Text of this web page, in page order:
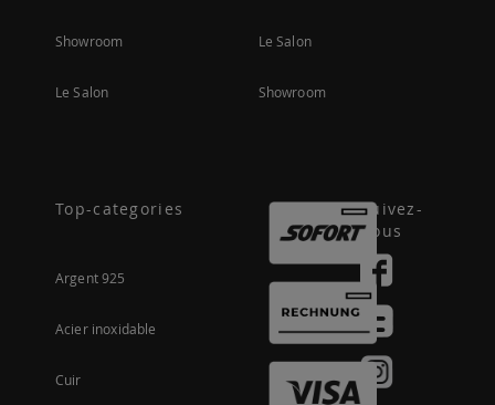
Showroom
Le Salon
Le Salon
Showroom
Top-categories
Argent 925
Acier inoxidable
Cuir
Suivez-
nous